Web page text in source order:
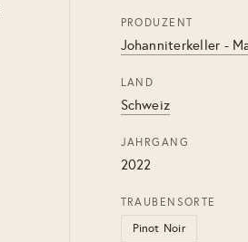
PRODUZENT
Johanniterkeller -
LAND
Schweiz
JAHRGANG
2022
TRAUBENSORTE
Pinot Noir